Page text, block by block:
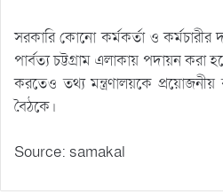
সরকারি কোনো কর্মকর্তা ও কর্মচারীর
পার্বত্য চট্টগ্রাম এলাকায় পদায়ন করা
করতেও তথ্য মন্ত্রণালয়কে প্রয়োজনীয়
বৈঠকে।
Source: samakal